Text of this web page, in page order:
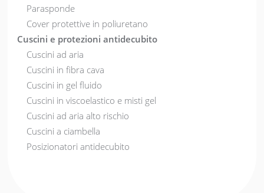
Parasponde
Cover protettive in poliuretano
Cuscini e protezioni antidecubito
Cuscini ad aria
Cuscini in fibra cava
Cuscini in gel fluido
Cuscini in viscoelastico e misti gel
Cuscini ad aria alto rischio
Cuscini a ciambella
Posizionatori antidecubito